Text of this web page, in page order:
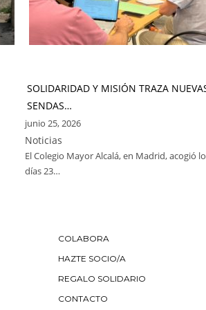
SOLIDARIDAD Y MISIÓN TRAZA
SENDAS…
junio 25, 2026
Noticias
El Colegio Mayor Alcalá, en Madrid, acogió
días 23…
COLABORA
HAZTE SOCIO/A
REGALO SOLIDARIO
CONTACTO